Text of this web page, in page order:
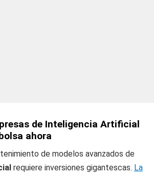
de Inteligencia Artificial
ahora
de modelos avanzados de
requiere inversiones gigantescas. La